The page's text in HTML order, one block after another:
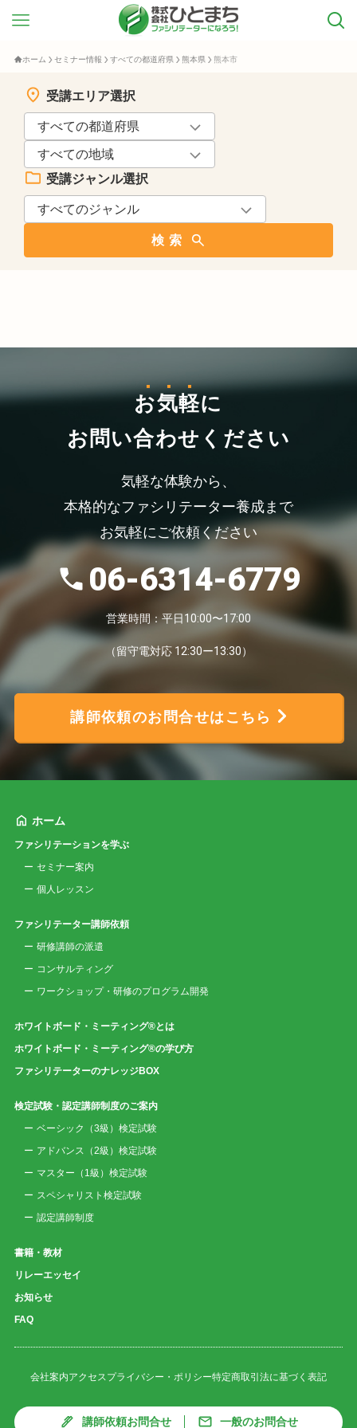
ホーム セミナー情報 すべての都道府県 熊本県 熊本市
受講エリア選択
受講ジャンル選択
検索
お気軽に
お問い合わせください
気軽な体験から、
本格的なファシリテーター養成まで
お気軽にご依頼ください
06-6314-6779
営業時間：平日10:00〜17:00
（留守電対応 12:30ー13:30）
講師依頼のお問合せはこちら
ホーム
ファシリテーションを学ぶ
セミナー案内
個人レッスン
ファシリテーター講師依頼
研修講師の派遣
コンサルティング
ワークショップ・研修のプログラム開発
ホワイトボード・ミーティング®とは
ホワイトボード・ミーティング®の学び方
ファシリテーターのナレッジBOX
検定試験・認定講師制度のご案内
ベーシック（3級）検定試験
アドバンス（2級）検定試験
マスター（1級）検定試験
スペシャリスト検定試験
認定講師制度
書籍・教材
リレーエッセイ
お知らせ
FAQ
会社案内アクセス プライバシー・ポリシー特定商取引法に基づく表記
講師依頼お問合せ 一般のお問合せ